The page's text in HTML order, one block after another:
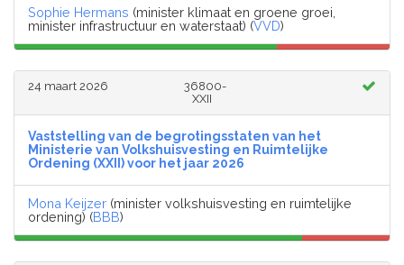
Sophie Hermans (minister klimaat en groene groei,
minister infrastructuur en waterstaat) (VVD)
24 maart 2026
36800-
XXII
Vaststelling van de begrotingsstaten van het
Ministerie van Volkshuisvesting en Ruimtelijke
Ordening (XXII) voor het jaar 2026
Mona Keijzer (minister volkshuisvesting en ruimtelijke
ordening) (BBB)